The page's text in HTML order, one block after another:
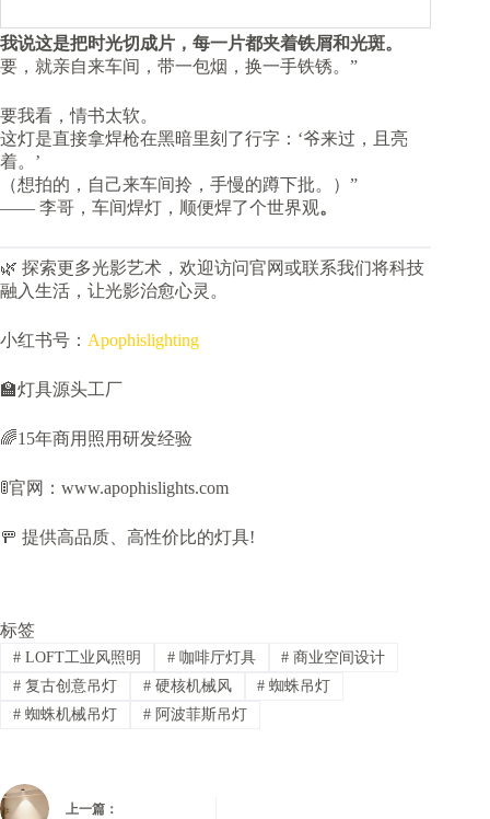
我说这是把时光切成片，每一片都夹着铁屑和光斑。
要，就亲自来车间，带一包烟，换一手铁锈。”
要我看，情书太软。
这灯是直接拿焊枪在黑暗里刻了行字：‘爷来过，且亮
着。’​
（想拍的，自己来车间拎，手慢的蹲下批。）”
—— 李哥，车间焊灯，顺便焊了个世界观。
🌿 探索更多光影艺术，欢迎访问官网或联系我们将科技
融入生活，让光影治愈心灵。
小红书号： Apophislighting
🏫灯具源头工厂
🌈15年商用照用研发经验
🚦官网：www.apophislights.com
🚥 提供高品质、高性价比的灯具!
标签
#LOFT工业风照明 #咖啡厅灯具 # 商业空间设计
#复古创意吊灯 #硬核机械风 # 蜘蛛吊灯
#蜘蛛机械吊灯 #阿波菲斯吊灯
上一篇：